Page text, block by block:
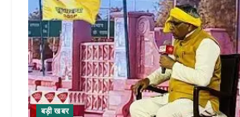
बड़ी खबर